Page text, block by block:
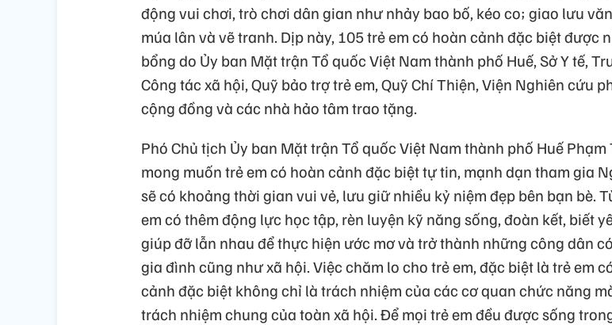
động vui chơi, trò chơi dân gian như nhảy bao bố, kéo co; giao lưu
múa lân và vẽ tranh. Dịp này, 105 trẻ em có hoàn cảnh đặc biệt được
bổng do Ủy ban Mặt trận Tổ quốc Việt Nam thành phố Huế, Sở Y tế,
Công tác xã hội, Quỹ bảo trợ trẻ em, Quỹ Chí Thiện, Viện Nghiên cứu
cộng đồng và các nhà hảo tâm trao tặng.
Phó Chủ tịch Ủy ban Mặt trận Tổ quốc Việt Nam thành phố Huế Phạm
mong muốn trẻ em có hoàn cảnh đặc biệt tự tin, mạnh dạn tham gia
sẽ có khoảng thời gian vui vẻ, lưu giữ nhiều kỷ niệm đẹp bên bạn bè.
em có thêm động lực học tập, rèn luyện kỹ năng sống, đoàn kết, biết
giúp đỡ lẫn nhau để thực hiện ước mơ và trở thành những công dân
gia đình cũng như xã hội. Việc chăm lo cho trẻ em, đặc biệt là trẻ em
cảnh đặc biệt không chỉ là trách nhiệm của các cơ quan chức năng
trách nhiệm chung của toàn xã hội. Để mọi trẻ em đều được sống